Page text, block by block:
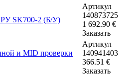
Артикул
140873725
1 692.90 €
Заказать
Артикул
140941403
366.51 €
Заказать